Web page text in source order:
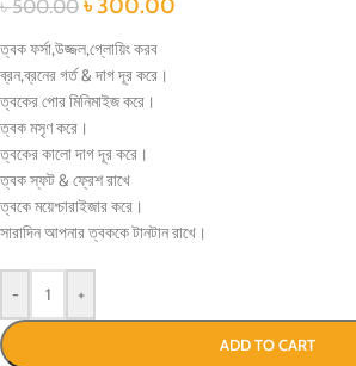
৳500.00 ৳300.00
ত্বক ফর্সা,উজ্জল,গ্লোয়িং করব
ব্রন,ব্রনের গর্ত & দাগ দূর করে।
ত্বকের পোর মিনিমাইজ করে।
ত্বক মসৃণ করে।
ত্বকের কালো দাগ দূর করে।
ত্বক স্ফট & ফ্রেশ রাখে
ত্বকে ময়েশ্চারাইজার করে।
সারাদিন আপনার ত্বককে টানটান রাখে।
- +
ADD TO CART